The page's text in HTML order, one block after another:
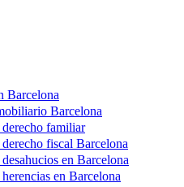
Barcelona
Barcelona
familiar
fiscal Barcelona
en Barcelona
en Barcelona